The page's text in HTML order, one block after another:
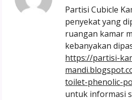
Partisi Cubicle
penyekat yang
ruangan kamar
kebanyakan
https://partisi-
toilet-phenolic-
untuk informasi